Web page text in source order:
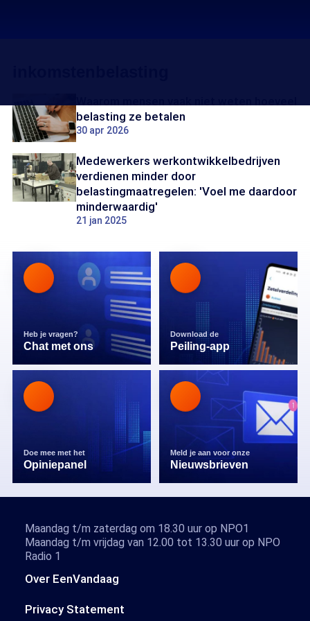
belasting ze betalen
30 apr 2026
Medewerkers werkontwikkelbedrijven
verdienen minder door
belastingmaatregelen: 'Voel me daardoor
minderwaardig'
21 jan 2025
Heb je vragen?
Chat met ons
Download de
Peiling-app
Doe mee met het
Opiniepanel
Meld je aan voor onze
Nieuwsbrieven
Over EenVandaag
Privacy Statement
Maandag t/m zaterdag om 18.30 uur op NPO1
Maandag t/m vrijdag van 12.00 tot 13.30 uur op NPO
Radio 1